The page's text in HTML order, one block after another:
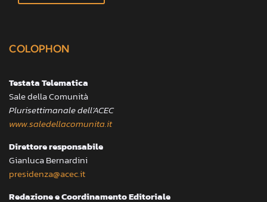
COLOPHON
Testata Telematica
Sale della Comunità
Plurisettimanale dell’ACEC
www.saledellacomunita.it
Direttore responsabile
Gianluca Bernardini
presidenza@acec.it
Redazione e Coordinamento Editoriale